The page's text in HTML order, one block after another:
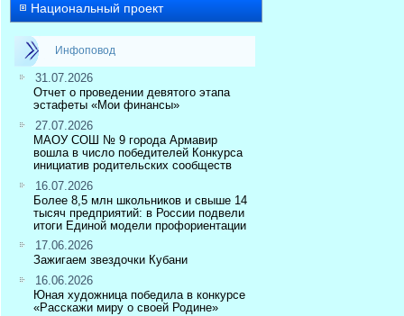
Национальный проект
Инфоповод
31.07.2026
Отчет о проведении девятого этапа
эстафеты «Мои финансы»
27.07.2026
МАОУ СОШ № 9 города Армавир
вошла в число победителей Конкурса
инициатив родительских сообществ
16.07.2026
Более 8,5 млн школьников и свыше 14
тысяч предприятий: в России подвели
итоги Единой модели профориентации
17.06.2026
Зажигаем звездочки Кубани
16.06.2026
Юная художница победила в конкурсе
«Расскажи миру о своей Родине»